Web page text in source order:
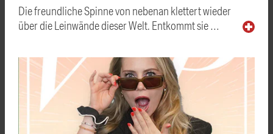
Die freundliche Spinne von nebenan klettert wieder
über die Leinwände dieser Welt. Entkommt sie …